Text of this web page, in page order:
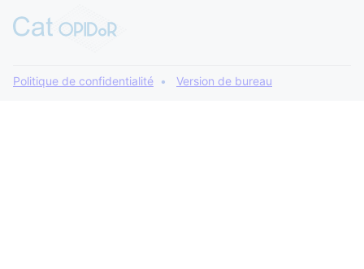
Politique de confidentialité Version de bureau